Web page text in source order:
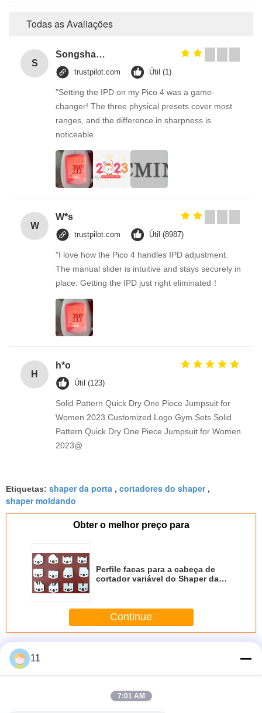
Todas as Avaliações
S
Songshang
trustpilot.com Útil (1)
"Setting the IPD on my Pico 4 was a game-
changer! The three physical presets cover most
ranges, and the difference in sharpness is
noticeable.
W
W*s
trustpilot.com Útil (8987)
"I love how the Pico 4 handles IPD adjustment.
The manual slider is intuitive and stays securely in
place. Getting the IPD just right eliminated！
H
h*o
Útil (123)
Solid Pattern Quick Dry One Piece Jumpsuit for
Women 2023 Customized Logo Gym Sets Solid
Pattern Quick Dry One Piece Jumpsuit for Women
2023@
Etiquetas: shaper da porta , cortadores do shaper,
shaper moldando
Obter o melhor preço para
Perfile facas para a cabeça de
cortador variável do Shaper das
Continue
Mais
11
7:01 AM